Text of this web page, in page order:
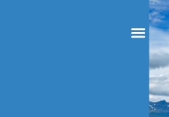
M
e